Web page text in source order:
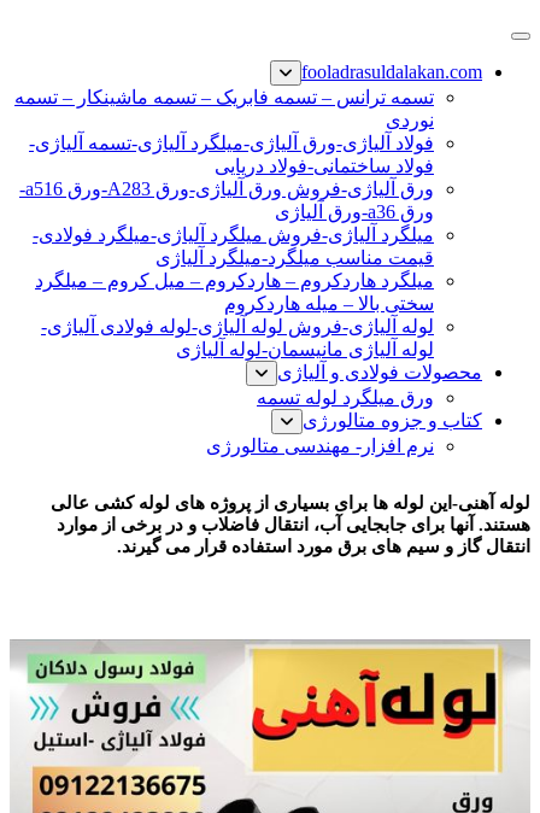
پرش
محتوا
نبشی فولادی-ناودانی فولادی-قیمت ورق-قیمت فولاد
fooladrasuldalakan.com
تسمه ترانس – تسمه فابریک – تسمه ماشینکار – تسمه
نوردی
فولاد آلیاژی-ورق آلیاژی-میلگرد آلیاژی-تسمه آلیاژی-
فولاد ساختمانی-فولاد دریایی
ورق آلیاژی-فروش ورق آلیاژی-ورق A283-ورق a516-
ورق a36-ورق آلیاژی
میلگرد آلیاژی-فروش میلگرد آلیاژی-میلگرد فولادی-
قیمت مناسب میلگرد-میلگرد آلیاژی
میلگرد هاردکروم – هاردکروم – میل کروم – میلگرد
سختی بالا – میله هاردکروم
لوله آلیاژی-فروش لوله آلیاژی-لوله فولادی آلیاژی-
لوله آلیاژی مانیسمان-لوله آلیاژی
محصولات فولادی و آلیاژی
ورق میلگرد لوله تسمه
کتاب و جزوه متالورژی
نرم افزار- مهندسی متالورژی
لوله آهنی-این لوله ها برای بسیاری از پروژه های لوله کشی عالی
هستند. آنها برای جابجایی آب، انتقال فاضلاب و در برخی از موارد
انتقال گاز و سیم های برق مورد استفاده قرار می گیرند.